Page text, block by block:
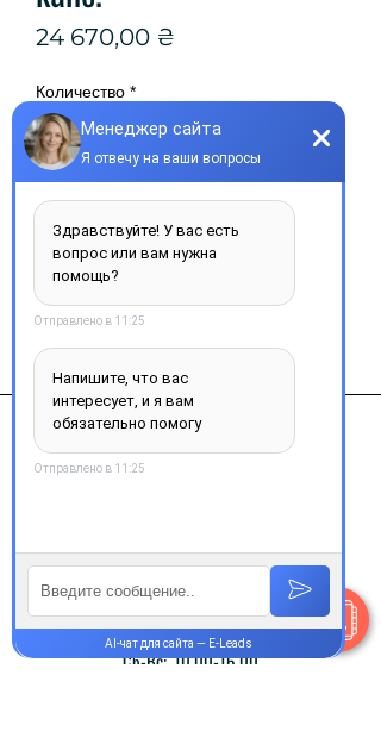
24 670,00 ₴
Количество *
Виробник
Сигма-Тау, Италия
Контакты
+38 077 033 0133
Пн-Пт:9.00-18.00
Сб-Вс:10.00-16.00